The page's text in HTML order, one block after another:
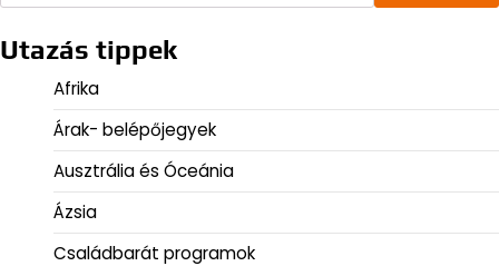
Utazás tippek
Afrika
Árak- belépőjegyek
Ausztrália és Óceánia
Ázsia
Családbarát programok